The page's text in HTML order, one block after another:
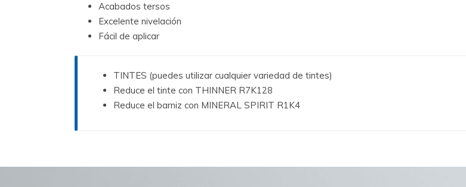
Acabados tersos
Excelente nivelación
Fácil de aplicar
TINTES (puedes utilizar cualquier variedad de tintes)
Reduce el tinte con THINNER R7K128
Reduce el barniz con MINERAL SPIRIT R1K4